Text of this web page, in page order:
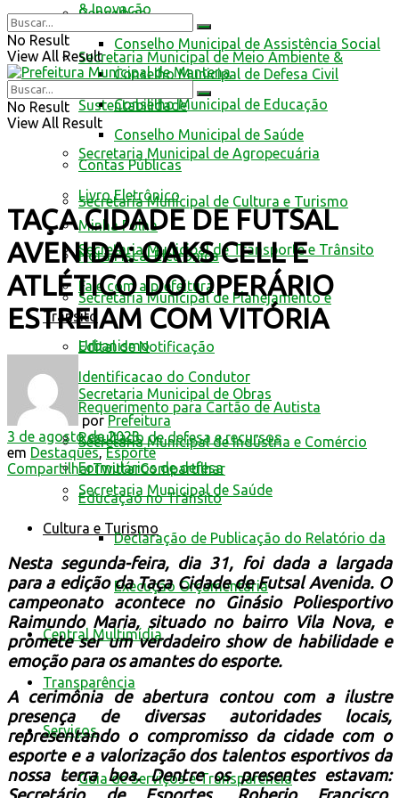
Conselhos
Conselho Municipal de Assistência Social
Conselho Municipal de Defesa Civil
Conselho Municipal de Educação
Conselho Municipal de Saúde
Contas Públicas
Livro Eletrônico
Minha Folha
Nota Fiscal Eletrônica
Fale com a prefeitura
Trânsito
Edital de Notificação
Identificacao do Condutor
Requerimento para Cartão de Autista
Resultado de defesa e recursos
Formulários de defesa
Educação no Trânsito
Cultura e Turismo
& Inovação
Secretaria Municipal de Meio Ambiente &
Sustentabilidade
Secretaria Municipal de Agropecuária
Secretaria Municipal de Cultura e Turismo
Secretaria Municipal de Transporte e Trânsito
Secretaria Municipal de Planejamento e
Urbanismo
Secretaria Municipal de Obras
Secretaria Municipal de Indústria e Comércio
Secretaria Municipal de Saúde
Declaração de Publicação do Relatório da
Execução Orçamentária
Central Multimídia
Transparência
Serviços
Guia de Serviços e Transparência
No Result
View All Result
No Result
View All Result
TAÇA CIDADE DE FUTSAL
AVENIDA: OAKS CELL E
ATLÉTICO DO OPERÁRIO
ESTREIAM COM VITÓRIA
por Prefeitura
3 de agosto de 2023
em Destaques,Esporte
CompartilharTwittarCompartilhar
Nesta segunda-feira, dia 31, foi dada a largada
para a edição da Taça Cidade de Futsal Avenida. O
campeonato acontece no Ginásio Poliesportivo
Raimundo Maria, situado no bairro Vila Nova, e
promete ser um verdadeiro show de habilidade e
emoção para os amantes do esporte.
A cerimônia de abertura contou com a ilustre
presença de diversas autoridades locais,
representando o compromisso da cidade com o
esporte e a valorização dos talentos esportivos da
nossa terra boa. Dentre os presentes estavam: